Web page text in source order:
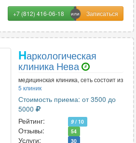
21
7
28
55
+7 (812) 416-06-18
Наркологическая
клиника Нева
медицинская клиника, сеть состоит из
5 клиник
Стоимость приема: от 3500 до
5000
Рейтинг:
9 / 10
Отзывы: 54
Услуги: 30